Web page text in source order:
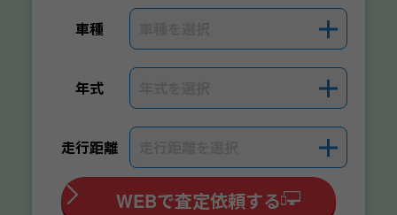
車種 ＋
年式 ＋
走行距離 ＋
WEBで査定依頼する